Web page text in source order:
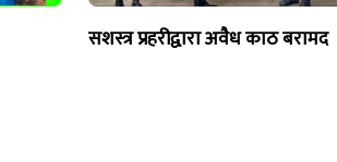
सशस्त्र प्रहरीद्वारा अवैध काठ बरामद